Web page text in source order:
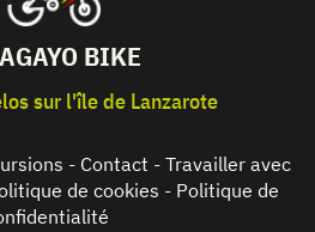
BIKE
sur l'île de Lanzarote
- Contact - Travailler avec
de cookies - Politique de